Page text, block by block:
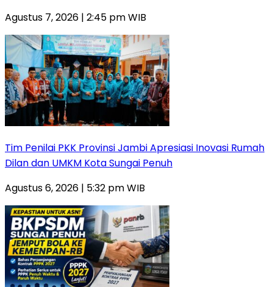
Agustus 7, 2026 | 2:45 pm WIB
Tim Penilai PKK Provinsi Jambi Apresiasi Inovasi Rumah
Dilan dan UMKM Kota Sungai Penuh
Agustus 6, 2026 | 5:32 pm WIB